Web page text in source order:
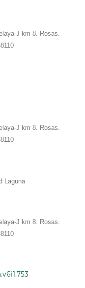
J km 8. Rosas.
J km 8. Rosas.
Laguna
J km 8. Rosas.